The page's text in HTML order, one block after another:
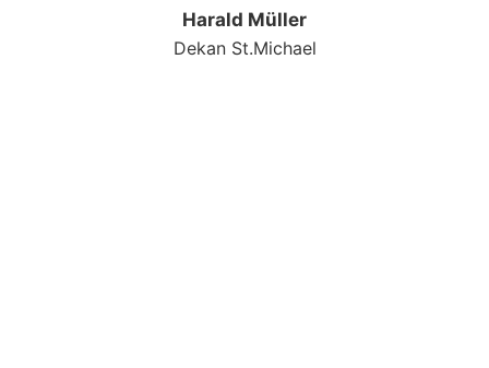
Harald Müller
Dekan St.Michael